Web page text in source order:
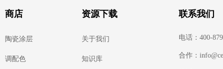
商店
陶瓷涂层
调配色
资源下载
关于我们
知识库
联系我们
电话：400-
合作：